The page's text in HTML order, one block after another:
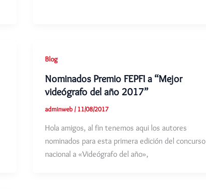
Blog
Nominados Premio FEPFI a “Mejor
videógrafo del año 2017”
adminweb /11/08/2017
Hola amigos, al fin tenemos aqui los autores
nominados para esta primera edición del concurso
nacional a «Videógrafo del año»,